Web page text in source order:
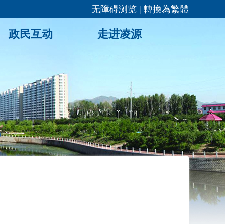
无障碍浏览 | 轉換為繁體
政民互动 走进凌源